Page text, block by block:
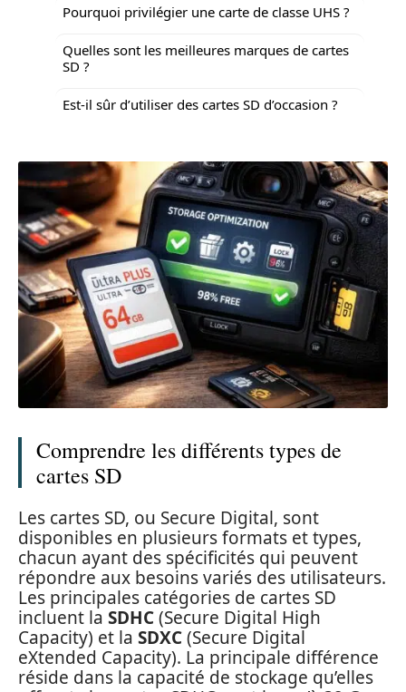
Pourquoi privilégier une carte de classe UHS ?
Quelles sont les meilleures marques de cartes
SD ?
Est-il sûr d’utiliser des cartes SD d’occasion ?
Comprendre les différents types de
cartes SD
Les cartes SD, ou Secure Digital, sont
disponibles en plusieurs formats et types,
chacun ayant des spécificités qui peuvent
répondre aux besoins variés des utilisateurs.
Les principales catégories de cartes SD
incluent la SDHC(Secure Digital High
Capacity) et la SDXC(Secure Digital
eXtended Capacity). La principale différence
réside dans la capacité de stockage qu’elles